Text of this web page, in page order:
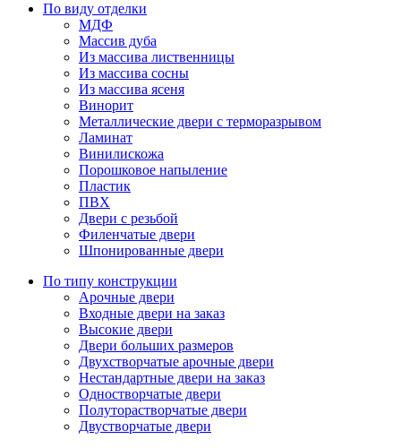
По виду отделки
МДФ
Массив дуба
Из массива лиственницы
Из массива сосны
Из массива ясеня
Винорит
Металлические двери с терморазрывом
Ламинат
Винилискожа
Порошковое напыление
Пластик
ПВХ
Двери с резьбой
Филенчатые двери
Шпонированные двери
По типу конструкции
Арочные двери
Входные двери на заказ
Высокие двери
Двери больших размеров
Двухстворчатые арочные двери
Нестандартные двери на заказ
Одностворчатые двери
Полуторастворчатые двери
Двустворчатые двери